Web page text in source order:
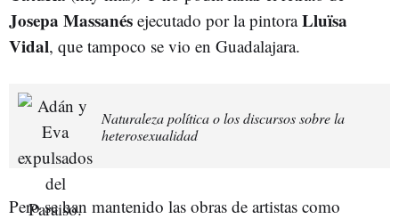
Josepa Massanés ejecutado por la pintoraLluïsa
Vidal, que tampoco se vio en Guadalajara.
Naturaleza política o los discursos sobre la
heterosexualidad
Pero se han mantenido las obras de artistas como